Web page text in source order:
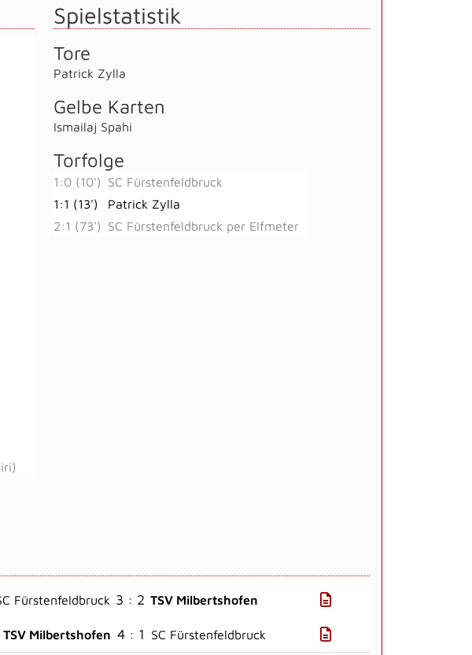
)
Spielstatistik
Tore
Patrick Zylla
Gelbe Karten
Ismailaj Spahi
Torfolge
1:0 (10')
SC Fürstenfeldbruck
1:1 (13')
Patrick Zylla
2:1 (73')
SC Fürstenfeldbruck per Elfmeter
Fürstenfeldbruck 3 : 2 TSV Milbertshofen
TSV Milbertshofen 4 : 1 SC Fürstenfeldbruck